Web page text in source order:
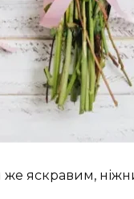
же яскравим,